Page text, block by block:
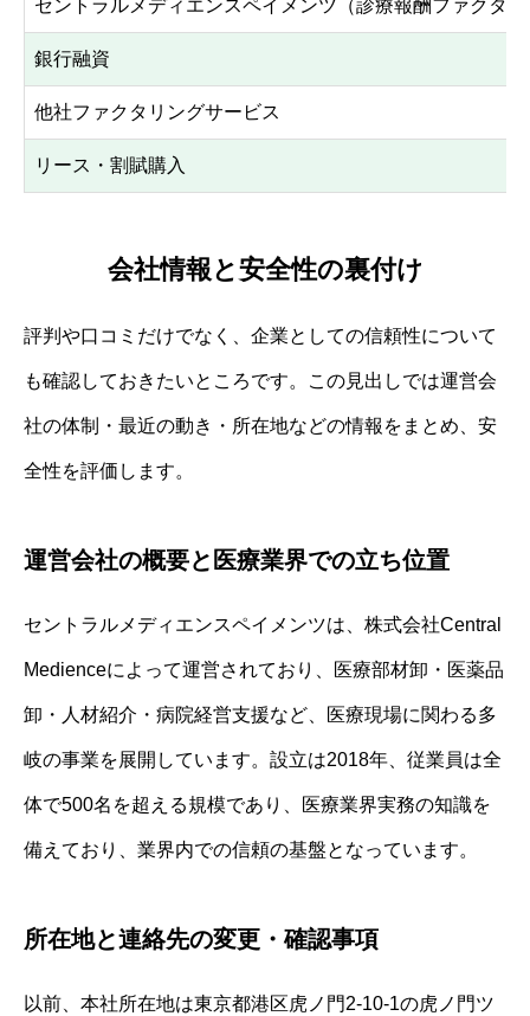
セントラルメディエンスペイメンツ（診療報酬ファクタ
銀行融資
他社ファクタリングサービス
リース・割賦購入
会社情報と安全性の裏付け
評判や口コミだけでなく、企業としての信頼性について
も確認しておきたいところです。この見出しでは運営会
社の体制・最近の動き・所在地などの情報をまとめ、安
全性を評価します。
運営会社の概要と医療業界での立ち位置
セントラルメディエンスペイメンツは、株式会社Central
Medienceによって運営されており、医療部材卸・医薬品
卸・人材紹介・病院経営支援など、医療現場に関わる多
岐の事業を展開しています。設立は2018年、従業員は全
体で500名を超える規模であり、医療業界実務の知識を
備えており、業界内での信頼の基盤となっています。
所在地と連絡先の変更・確認事項
以前、本社所在地は東京都港区虎ノ門2-10-1の虎ノ門ツ